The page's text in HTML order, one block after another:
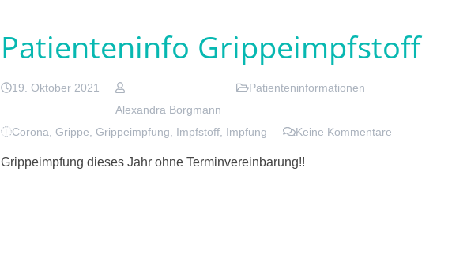
Patienteninfo Grippeimpfstoff
19. Oktober 2021
Alexandra Borgmann
Patienteninformationen
Corona Grippe Grippeimpfung Impfstoff Impfung Keine Kommentare
Grippeimpfung dieses Jahr ohne Terminvereinbarung!!